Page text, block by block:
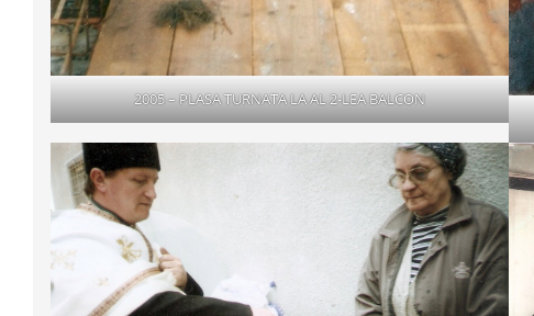
2005 – PLASA TURNATA LA AL 2-LEA BALCON